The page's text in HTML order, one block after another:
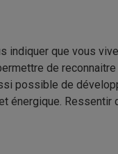
indiquer que vous
de
possible de
énergique. Ressentir